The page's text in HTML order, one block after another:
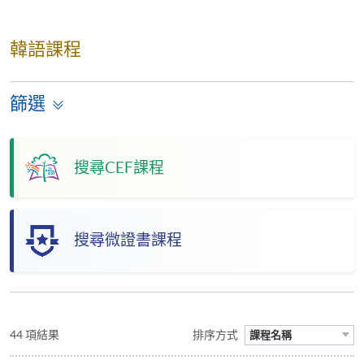
韓語課程
篩選
搜尋CEF課程
搜尋微證書課程
44 項結果 排序方式 課程名稱